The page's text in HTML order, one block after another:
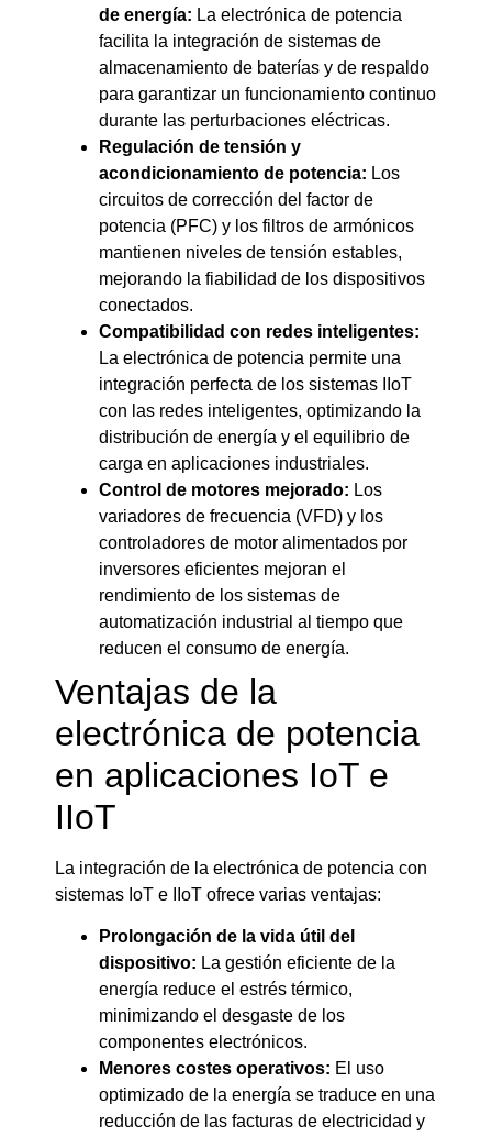
de energía: La electrónica de potencia
facilita la integración de sistemas de
almacenamiento de baterías y de respaldo
para garantizar un funcionamiento continuo
durante las perturbaciones eléctricas.
Regulación de tensión y
acondicionamiento de potencia: Los
circuitos de corrección del factor de
potencia (PFC) y los filtros de armónicos
mantienen niveles de tensión estables,
mejorando la fiabilidad de los dispositivos
conectados.
Compatibilidad con redes inteligentes:
La electrónica de potencia permite una
integración perfecta de los sistemas IIoT
con las redes inteligentes, optimizando la
distribución de energía y el equilibrio de
carga en aplicaciones industriales.
Control de motores mejorado: Los
variadores de frecuencia (VFD) y los
controladores de motor alimentados por
inversores eficientes mejoran el
rendimiento de los sistemas de
automatización industrial al tiempo que
reducen el consumo de energía.
Ventajas de la
electrónica de potencia
en aplicaciones IoT e
IIoT
La integración de la electrónica de potencia con
sistemas IoT e IIoT ofrece varias ventajas:
Prolongación de la vida útil del
dispositivo: La gestión eficiente de la
energía reduce el estrés térmico,
minimizando el desgaste de los
componentes electrónicos.
Menores costes operativos: El uso
optimizado de la energía se traduce en una
reducción de las facturas de electricidad y